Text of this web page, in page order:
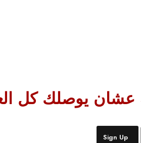
عشان يوصلك كل
Sign Up